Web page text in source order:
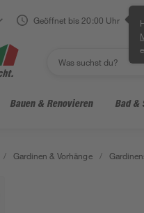
Geöffnet bis 20:00 Uhr
Bauen & Renovieren Bad &
/ Gardinen & Vorhänge /